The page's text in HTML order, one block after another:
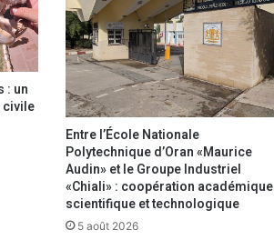
: un
civile
Entre l’École Nationale
Polytechnique d’Oran «Maurice
Audin» et le Groupe Industriel
«Chiali» : coopération académique
scientifique et technologique
5 août 2026